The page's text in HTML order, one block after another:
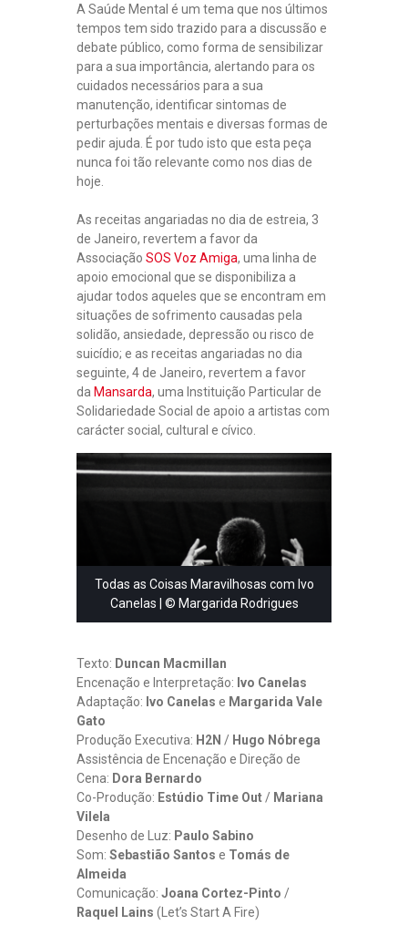
A Saúde Mental é um tema que nos últimos
tempos tem sido trazido para a discussão e
debate público, como forma de sensibilizar
para a sua importância, alertando para os
cuidados necessários para a sua
manutenção, identificar sintomas de
perturbações mentais e diversas formas de
pedir ajuda. É por tudo isto que esta peça
nunca foi tão relevante como nos dias de
hoje.
As receitas angariadas no dia de estreia, 3
de Janeiro, revertem a favor da
Associação SOS Voz Amiga, uma linha de
apoio emocional que se disponibiliza a
ajudar todos aqueles que se encontram em
situações de sofrimento causadas pela
solidão, ansiedade, depressão ou risco de
suicídio; e as receitas angariadas no dia
seguinte, 4 de Janeiro, revertem a favor
da Mansarda, uma Instituição Particular de
Solidariedade Social de apoio a artistas com
carácter social, cultural e cívico.
Todas as Coisas Maravilhosas com Ivo
Canelas | © Margarida Rodrigues
Texto: Duncan Macmillan
Encenação e Interpretação: Ivo Canelas
Adaptação: Ivo Canelas e Margarida Vale
Gato
Produção Executiva: H2N / Hugo Nóbrega
Assistência de Encenação e Direção de
Cena: Dora Bernardo
Co-Produção: Estúdio Time Out/ Mariana
Vilela
Desenho de Luz: Paulo Sabino
Som: Sebastião Santos e Tomás de
Almeida
Comunicação: Joana Cortez-Pinto /
Raquel Lains (Let’s Start A Fire)
I
S
T
A
S
,
P
U
B
C
A
Ç
Õ
E
S
“
É
M
U
I
T
O
B
O
R
E
I
L
H
A
R
I
N
Q
U
I
E
A
Ç
Õ
E